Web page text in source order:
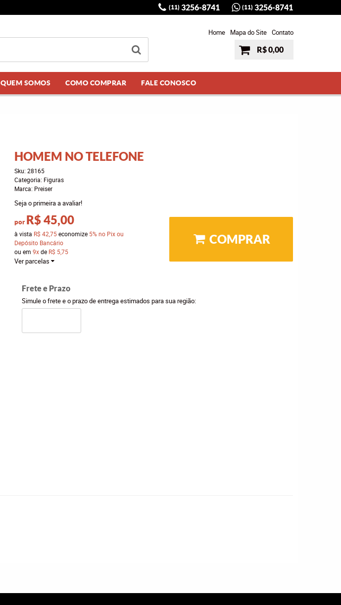
(11) 3256-8741 (11) 3256-8741
Home Mapa do Site Contato
R$ 0,00
QUEM SOMOS COMO COMPRAR FALE CONOSCO
HOMEM NO TELEFONE
Sku: 28165
Categoria: Figuras
Marca: Preiser
Seja o primeira a avaliar!
por R$ 45,00
à vista R$ 42,75economize 5% no Pix ou
Depósito Bancário
ou em 9xde R$ 5,75
Ver parcelas
COMPRAR
Frete e Prazo
Simule o frete e o prazo de entrega estimados para sua região: